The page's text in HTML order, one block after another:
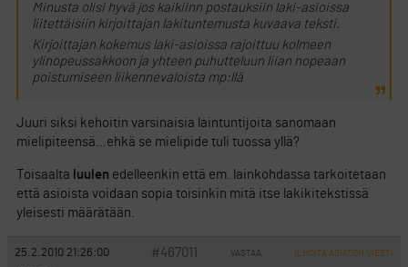
Minusta olisi hyvä jos kaikiinn postauksiin laki-asioissa
liitettäisiin kirjoittajan lakituntemusta kuvaava teksti.
Kirjoittajan kokemus laki-asioissa rajoittuu kolmeen
ylinopeussakkoon ja yhteen puhutteluun liian nopeaan
poistumiseen liikennevaloista mp:llä
Juuri siksi kehoitin varsinaisia laintuntijoita sanomaan
mielipiteensä…ehkä se mielipide tuli tuossa yllä?
Toisaalta luulen edelleenkin että em. lainkohdassa tarkoitetaan
että asioista voidaan sopia toisinkin mitä itse lakikitekstissä
yleisesti määrätään.
25.2.2010 21:26:00 #467011 VASTAA ILMOITA ASIATON VIESTI